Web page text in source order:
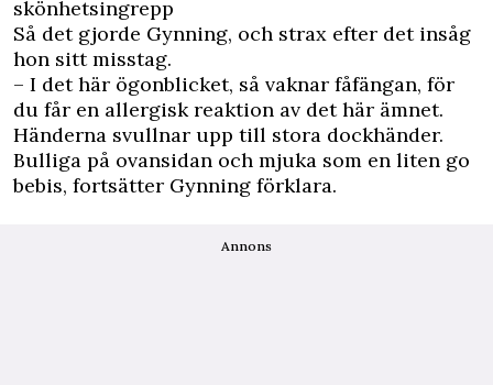
skönhetsingrepp
Så det gjorde Gynning, och strax efter det insåg
hon sitt misstag.
– I det här ögonblicket, så vaknar fåfängan, för
du får en allergisk reaktion av det här ämnet.
Händerna svullnar upp till stora dockhänder.
Bulliga på ovansidan och mjuka som en liten go
bebis, fortsätter Gynning förklara.
Annons